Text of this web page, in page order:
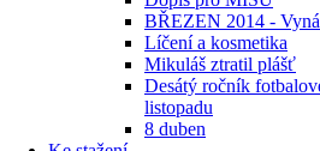
BŘEZEN 2014 -
Líčení a kosmetika
Mikuláš ztratil plášť
Desátý ročník
listopadu
8 duben